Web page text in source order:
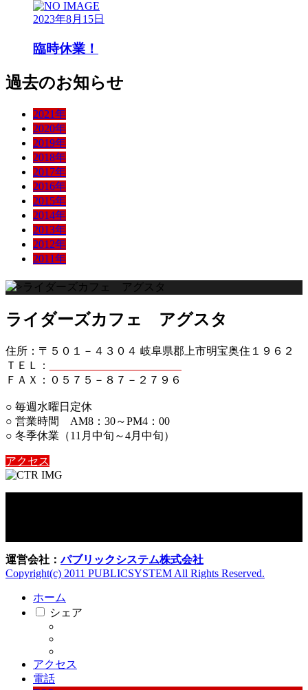
2023年8月15日
臨時休業！
過去のお知らせ
2021年
2020年
2019年
2018年
2017年
2016年
2015年
2014年
2013年
2012年
2011年
ライダーズカフェ アグスタ
住所：〒５０１－４３０４ 岐阜県郡上市明宝奥住１９６２
ＴＥＬ：
ＦＡＸ：０５７５－８７－２７９６
○ 毎週水曜日定休
○ 営業時間 AM8：30～PM4：00
○ 冬季休業（11月中旬～4月中旬）
アクセス
運営会社：パブリックシステム株式会社
Copyright(c) 2011 PUBLICSYSTEM All Rights Reserved.
ホーム
シェア
アクセス
電話